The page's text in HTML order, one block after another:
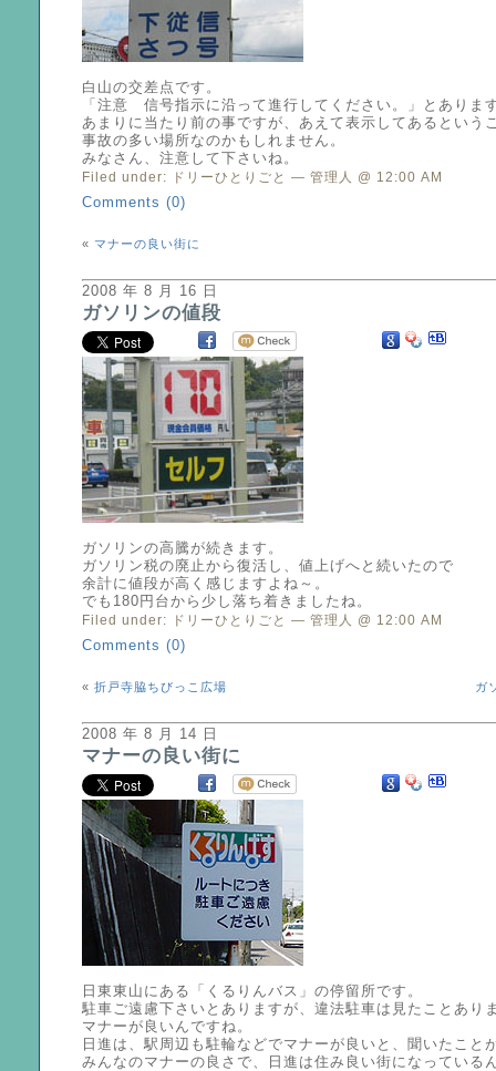
白山の交差点です。
「注意 信号指示に沿って進行してください。」とありま
あまりに当たり前の事ですが、あえて表示してあるという
事故の多い場所なのかもしれません。
みなさん、注意して下さいね。
Filed under:
ドリーひとりごと — 管理人 @ 12:00 AM
Comments (0)
« マナーの良い街に
2008 年 8 月 16 日
ガソリンの値段
ガソリンの高騰が続きます。
ガソリン税の廃止から復活し、値上げへと続いたので
余計に値段が高く感じますよね～。
でも180円台から少し落ち着きましたね。
Filed under:
ドリーひとりごと — 管理人 @ 12:00 AM
Comments (0)
« 折戸寺脇ちびっこ広場 ガ
2008 年 8 月 14 日
マナーの良い街に
日東東山にある「くるりんバス」の停留所です。
駐車ご遠慮下さいとありますが、違法駐車は見たことあり
マナーが良いんですね。
日進は、駅周辺も駐輪などでマナーが良いと、聞いたこと
みんなのマナーの良さで、日進は住み良い街になっている